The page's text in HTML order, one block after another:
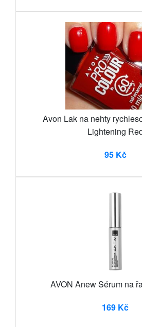
Avon Lak na nehty
Lightening
95 Kč
AVON Anew Sérum na
169 Kč